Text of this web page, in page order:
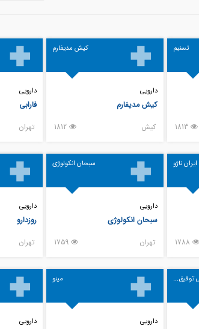
تسنیم
1813
کیش مدیفارم
دارویی
کیش مدیفارم
كيش 1812
دارویی
فارابی
تهران
ایران ناژو سبحان انکولوژی
دارویی
سبحان انکولوژی
تهران 1759
دارویی
روزدارو
تهران
توفیق... مینو
دارویی دارویی